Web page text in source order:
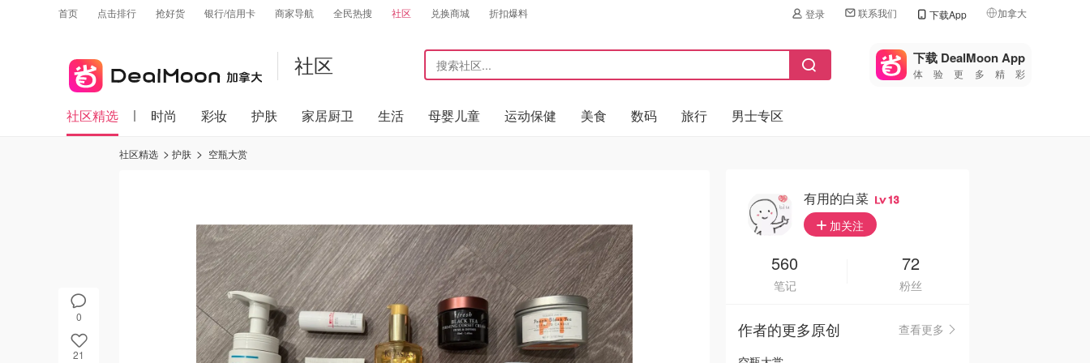
首页 点击排行 抢好货 银行/信用卡 商家导航 全民热搜 社区 兑换商城 折扣爆料 登录 联系我们 下载App 加拿大
🇺🇸
美国
🇨🇳中国
🇮🇹
🇦🇺
🇳🇿新西兰
社区 下载 DealMoon App
体验更多精彩
社区精选 时尚 彩妆 护肤 家居厨卫 生活 母婴儿童 运动保健 美食 数码 旅行 男士专区
0
21
社区精选 护肤 空瓶大赏
有用的白菜 13
加关注
560
笔记
72
粉丝
作者的更多原创
查看更多